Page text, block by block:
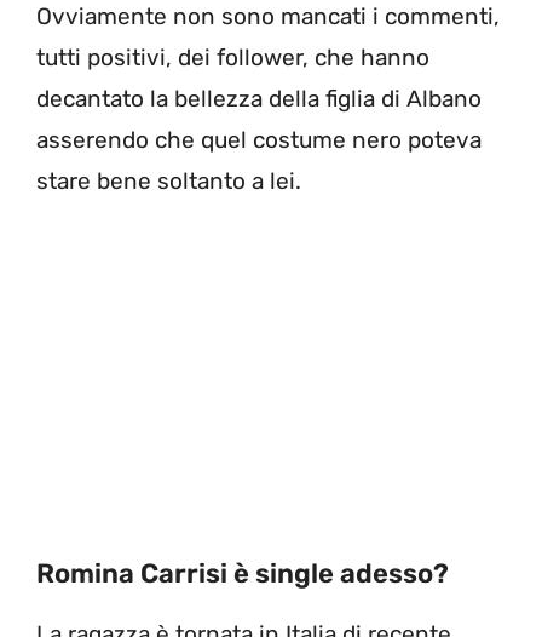
Ovviamente non sono mancati i commenti,
tutti positivi, dei follower, che hanno
decantato la bellezza della figlia di Albano
asserendo che quel costume nero poteva
stare bene soltanto a lei.
Romina Carrisi è single adesso?